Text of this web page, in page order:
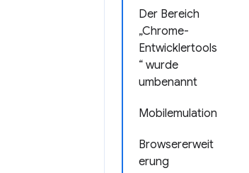
Der Bereich
„Chrome-
Entwicklertools
“ wurde
umbenannt
Mobilemulation
Browsererweit
erung